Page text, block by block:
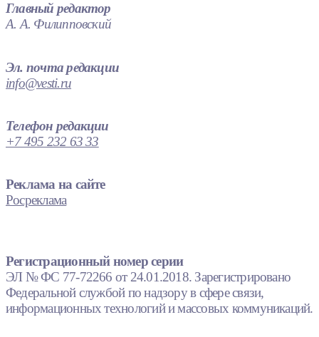
Главный редактор
А. А. Филипповский
Эл. почта редакции
info@vesti.ru
Телефон редакции
+7 495 232 63 33
Реклама на сайте
Росреклама
Регистрационный номер серии
ЭЛ № ФС 77-72266 от 24.01.2018. Зарегистрировано
Федеральной службой по надзору в сфере связи,
информационных технологий и массовых коммуникаций.